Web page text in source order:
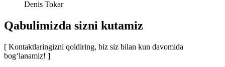
Denis Tokar
Qabulimizda sizni kutamiz
[ Kontaktlaringizni qoldiring, biz siz bilan kun davomida
bog‘lanamiz! ]